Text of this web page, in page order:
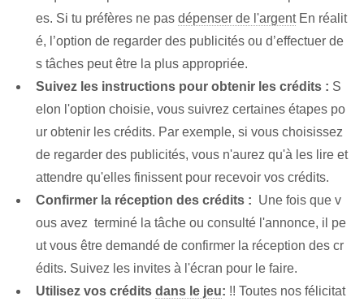
es. ‌Si tu préfères ne pas dépenser de l'argentEn réalit
é, l’option de regarder des publicités ou d’effectuer de
s tâches peut être la plus appropriée.
Suivez les instructions pour obtenir les crédits : S
elon l'option choisie, vous suivrez certaines étapes‌ po
ur obtenir les crédits. Par exemple, si vous choisissez
de regarder des publicités, vous n'aurez qu'à les lire et
attendre qu'elles finissent pour recevoir vos crédits.
Confirmer la réception des crédits : ‌ Une fois que v
ous avez ⁢ terminé la tâche ou consulté l'annonce, il pe
ut vous être demandé de confirmer la réception des cr
édits. ⁢Suivez les invites à l'écran pour⁣ le faire.
Utilisez vos crédits dans le jeu: !! Toutes nos félicitat